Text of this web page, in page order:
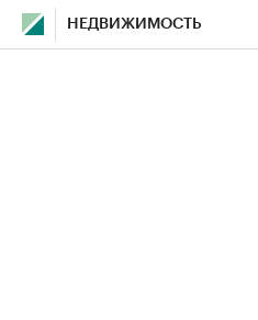
НЕДВИЖИМОСТЬ